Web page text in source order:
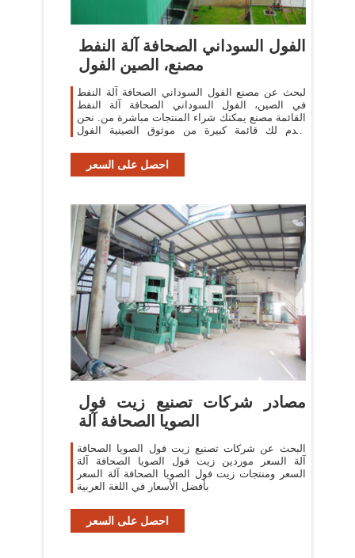
الفول السوداني الصحافة آلة النفط
مصنع، الصين الفول
لبحث عن مصنع الفول السوداني الصحافة آلة النفط
في الصين، الفول السوداني الصحافة آلة النفط
القائمة مصنع يمكنك شراء المنتجات مباشرة من. نحن
نقدم لك قائمة كبيرة من موثوق الصينية الفول
احصل على السعر
مصادر شركات تصنيع زيت فول
الصويا الصحافة آلة
البحث عن شركات تصنيع زيت فول الصويا الصحافة
آلة السعر موردين زيت فول الصويا الصحافة آلة
السعر ومنتجات زيت فول الصويا الصحافة آلة السعر
بأفضل الأسعار في اللغة العربية
احصل على السعر